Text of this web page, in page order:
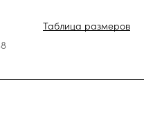
Таблица размеров